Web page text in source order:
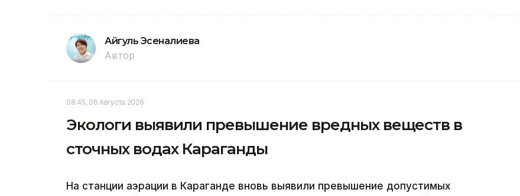
Айгуль Эсеналиева
Автор
08:45, 06 Августа 2026
Экологи выявили превышение вредных веществ в
сточных водах Караганды
На станции аэрации в Караганде вновь выявили превышение допустимых